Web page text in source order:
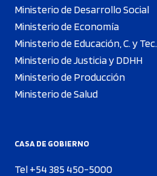
Ministerio de Desarrollo Social
Ministerio de Economía
Ministerio de Educación, C. y Tec.
Ministerio de Justicia y DDHH
Ministerio de Producción
Ministerio de Salud
CASA DE GOBIERNO
Tel +54 385 450-5000